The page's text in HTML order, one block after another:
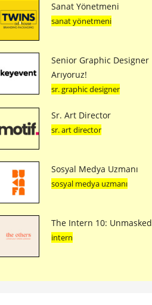
Sanat Yönetmeni
sanat yönetmeni
Senior Graphic Designer
Arıyoruz!
sr. graphic designer
Sr. Art Director
sr. art director
Sosyal Medya Uzmanı
sosyal medya uzmanı
The Intern 10: Unmasked
intern